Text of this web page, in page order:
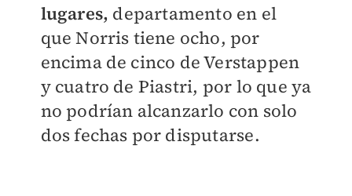
lugares, departamento en el
que Norris tiene ocho, por
encima de cinco de Verstappen
y cuatro de Piastri, por lo que ya
no podrían alcanzarlo con solo
dos fechas por disputarse.